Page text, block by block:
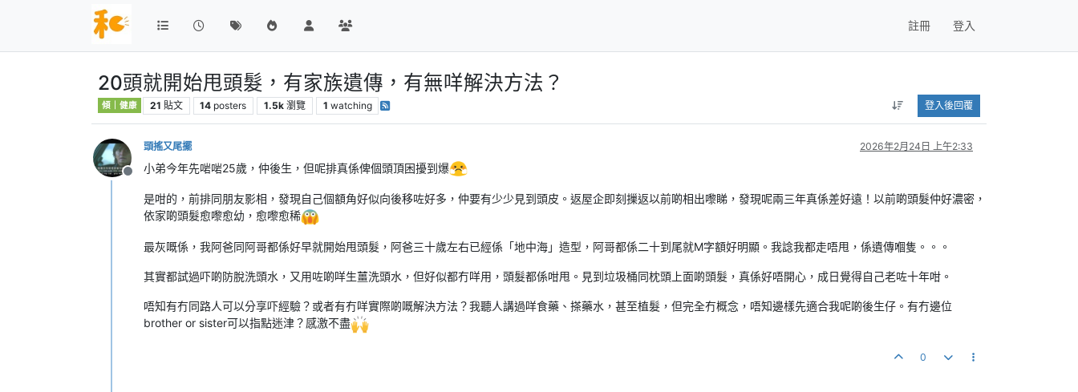
註冊 登入
20頭就開始甩頭髮，有家族遺傳，有無咩解決方法？
傾｜健康 21 貼文 14 posters 1.5k 瀏覽 1 watching 登入後回覆
離線
頭搖又尾擺 2026年2月24日 上午2:33
小弟今年先啱啱25歲，仲後生，但呢排真係俾個頭頂困擾到爆
是咁的，前排同朋友影相，發現自己個額角好似向後移咗好多，仲要有少少見到頭皮。返屋企即刻摷返以前啲相出嚟睇，發現呢兩三年真係差好遠！以前啲頭髮仲好濃密，
依家啲頭髮愈嚟愈幼，愈嚟愈稀
最灰嘅係，我阿爸同阿哥都係好早就開始甩頭髮，阿爸三十歲左右已經係「地中海」造型，阿哥都係二十到尾就M字額好明顯。我諗我都走唔甩，係遺傳嗰隻。。。
其實都試過吓啲防脫洗頭水，又用咗啲咩生薑洗頭水，但好似都冇咩用，頭髮都係咁甩。見到垃圾桶同枕頭上面啲頭髮，真係好唔開心，成日覺得自己老咗十年咁。
唔知有冇同路人可以分享吓經驗？或者有冇咩實際啲嘅解決方法？我聽人講過咩食藥、搽藥水，甚至植髮，但完全冇概念，唔知邊樣先適合我呢啲後生仔。有冇邊位
brother or sister可以指點迷津？感激不盡
0